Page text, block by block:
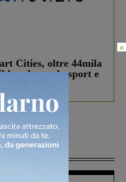
Cities, oltre 44mila
bando per lo sport e
×